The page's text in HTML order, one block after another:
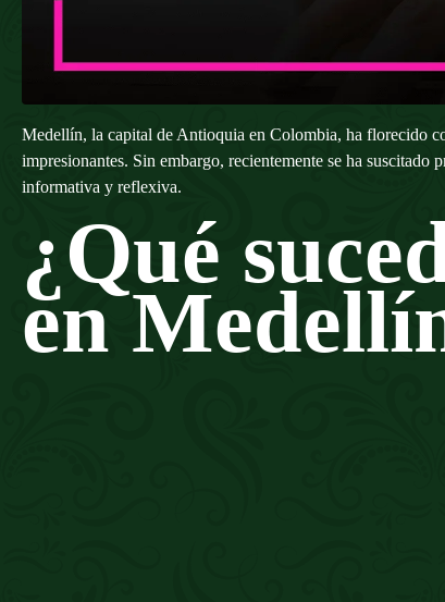
Medellín, la capital de Antioquia en Colombia, ha florecido
impresionantes. Sin embargo, recientemente se ha
informativa y reflexiva.
¿Qué
en